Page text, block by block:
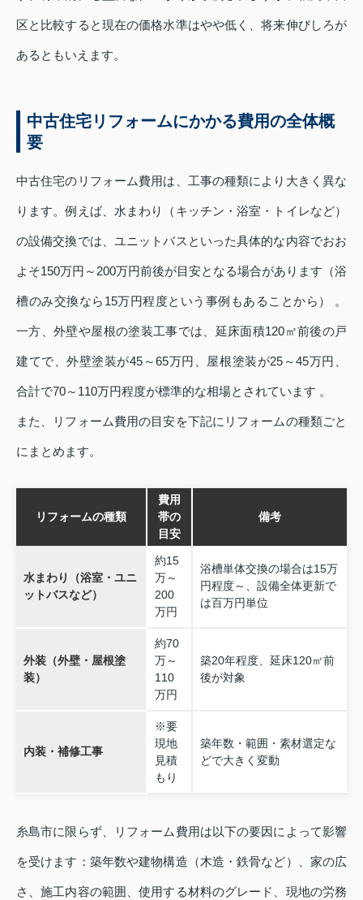
区と比較すると現在の価格水準はやや低く、将来伸びしろが
あるともいえます。
中古住宅リフォームにかかる費用の全体概
要
中古住宅のリフォーム費用は、工事の種類により大きく異な
ります。例えば、水まわり（キッチン・浴室・トイレなど）
の設備交換では、ユニットバスといった具体的な内容でおお
よそ150万円～200万円前後が目安となる場合があります（浴
槽のみ交換なら15万円程度という事例もあることから） 。
一方、外壁や屋根の塗装工事では、延床面積120㎡前後の戸
建てで、外壁塗装が45～65万円、屋根塗装が25～45万円、
合計で70～110万円程度が標準的な相場とされています 。
また、リフォーム費用の目安を下記にリフォームの種類ごと
にまとめます。
リフォームの種類
費用
帯の
目安
備考
水まわり（浴室・ユニ
ットバスなど）
約15
万～
200
万円
浴槽単体交換の場合は15万
円程度～、設備全体更新で
は百万円単位
外装（外壁・屋根塗
装）
約70
万～
110
万円
築20年程度、延床120㎡前
後が対象
内装・補修工事
※要
現地
見積
もり
築年数・範囲・素材選定な
どで大きく変動
糸島市に限らず、リフォーム費用は以下の要因によって影響
を受けます：築年数や建物構造（木造・鉄骨など）、家の広
さ、施工内容の範囲、使用する材料のグレード、現地の労務